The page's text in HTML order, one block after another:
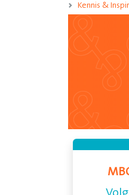
Kennis &